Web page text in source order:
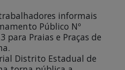
informais
Público Nº
para Praias e Praças de
Distrito Estadual de